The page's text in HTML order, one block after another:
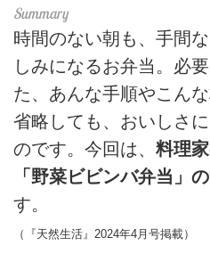
時間のない朝も、手間
しみになるお弁当。必
た、あんな手順やこん
省略しても、おいしさ
のです。今回は、 料理
「野菜ビビンバ弁当」
す。
（『天然生活』2024年4月号掲載）